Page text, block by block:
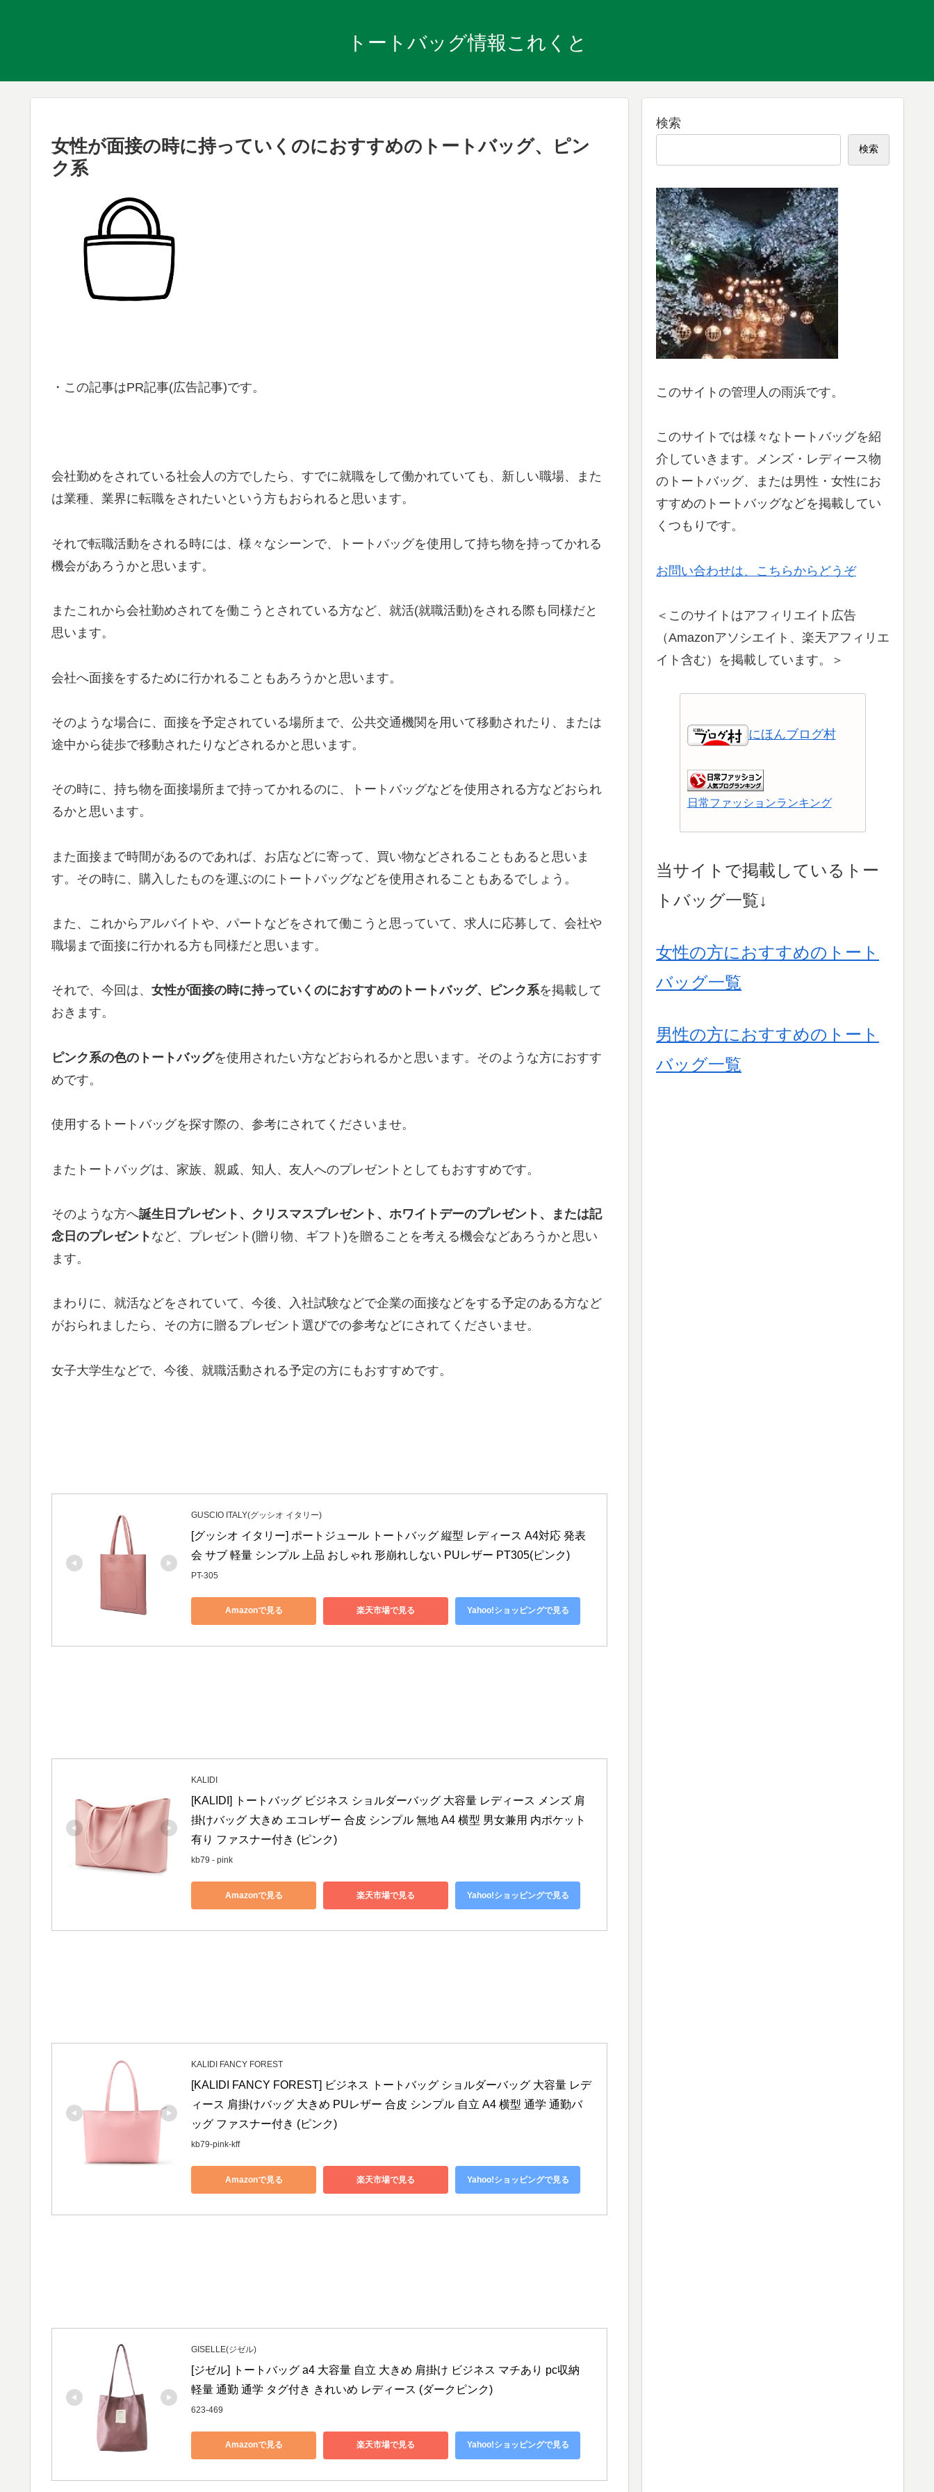
トートバッグ情報これくと
女性が面接の時に持っていくのにおすすめのトートバッグ、ピン
ク系
・この記事はPR記事(広告記事)です。
会社勤めをされている社会人の方でしたら、すでに就職をして働かれていても、新しい職場、また
は業種、業界に転職をされたいという方もおられると思います。
それで転職活動をされる時には、様々なシーンで、トートバッグを使用して持ち物を持ってかれる
機会があろうかと思います。
またこれから会社勤めされてを働こうとされている方など、就活(就職活動)をされる際も同様だと
思います。
会社へ面接をするために行かれることもあろうかと思います。
そのような場合に、面接を予定されている場所まで、公共交通機関を用いて移動されたり、または
途中から徒歩で移動されたりなどされるかと思います。
その時に、持ち物を面接場所まで持ってかれるのに、トートバッグなどを使用される方などおられ
るかと思います。
また面接まで時間があるのであれば、お店などに寄って、買い物などされることもあると思いま
す。その時に、購入したものを運ぶのにトートバッグなどを使用されることもあるでしょう。
また、これからアルバイトや、パートなどをされて働こうと思っていて、求人に応募して、会社や
職場まで面接に行かれる方も同様だと思います。
それで、今回は、 女性が面接の時に持っていくのにおすすめのトートバッグ、ピンク系を掲載して
おきます。
ピンク系の色のトートバッグを使用されたい方などおられるかと思います。そのような方におすす
めです。
使用するトートバッグを探す際の、参考にされてくださいませ。
またトートバッグは、家族、親戚、知人、友人へのプレゼントとしてもおすすめです。
そのような方へ誕生日プレゼント、クリスマスプレゼント、ホワイトデーのプレゼント、または記
念日のプレゼント など、プレゼント(贈り物、ギフト)を贈ることを考える機会などあろうかと思い
ます。
まわりに、就活などをされていて、今後、入社試験などで企業の面接などをする予定のある方など
がおられましたら、その方に贈るプレゼント選びでの参考などにされてくださいませ。
女子大学生などで、今後、就職活動される予定の方にもおすすめです。
GUSCIO ITALY(グッシオ イタリー)
[グッシオ イタリー] ポートジュール トートバッグ 縦型 レディース A4対応 発表
会 サブ 軽量 シンプル 上品 おしゃれ 形崩れしない PUレザー PT305(ピンク)
PT-305
Amazonで見る 楽天市場で見る Yahoo!ショッピングで見る
KALIDI
[KALIDI] トートバッグ ビジネス ショルダーバッグ 大容量 レディース メンズ 肩
掛けバッグ 大きめ エコレザー 合皮 シンプル 無地 A4 横型 男女兼用 内ポケット
有り ファスナー付き (ピンク)
kb79 - pink
Amazonで見る 楽天市場で見る Yahoo!ショッピングで見る
KALIDI FANCY FOREST
[KALIDI FANCY FOREST] ビジネス トートバッグ ショルダーバッグ 大容量 レデ
ィース 肩掛けバッグ 大きめ PUレザー 合皮 シンプル 自立 A4 横型 通学 通勤バ
ッグ ファスナー付き (ピンク)
kb79-pink-kff
Amazonで見る 楽天市場で見る Yahoo!ショッピングで見る
GISELLE(ジゼル)
[ジゼル] トートバッグ a4 大容量 自立 大きめ 肩掛け ビジネス マチあり pc収納
軽量 通勤 通学 タグ付き きれいめ レディース (ダークピンク)
623-469
Amazonで見る 楽天市場で見る Yahoo!ショッピングで見る
検索
検索
このサイトの管理人の雨浜です。
このサイトでは様々なトートバッグを紹
介していきます。メンズ・レディース物
のトートバッグ、または男性・女性にお
すすめのトートバッグなどを掲載してい
くつもりです。
お問い合わせは、こちらからどうぞ
＜このサイトはアフィリエイト広告
（Amazonアソシエイト、楽天アフィリエ
イト含む）を掲載しています。＞
にほんブログ村
日常ファッションランキング
当サイトで掲載しているトー
トバッグ一覧↓
女性の方におすすめのトート
バッグ一覧
男性の方におすすめのトート
バッグ一覧